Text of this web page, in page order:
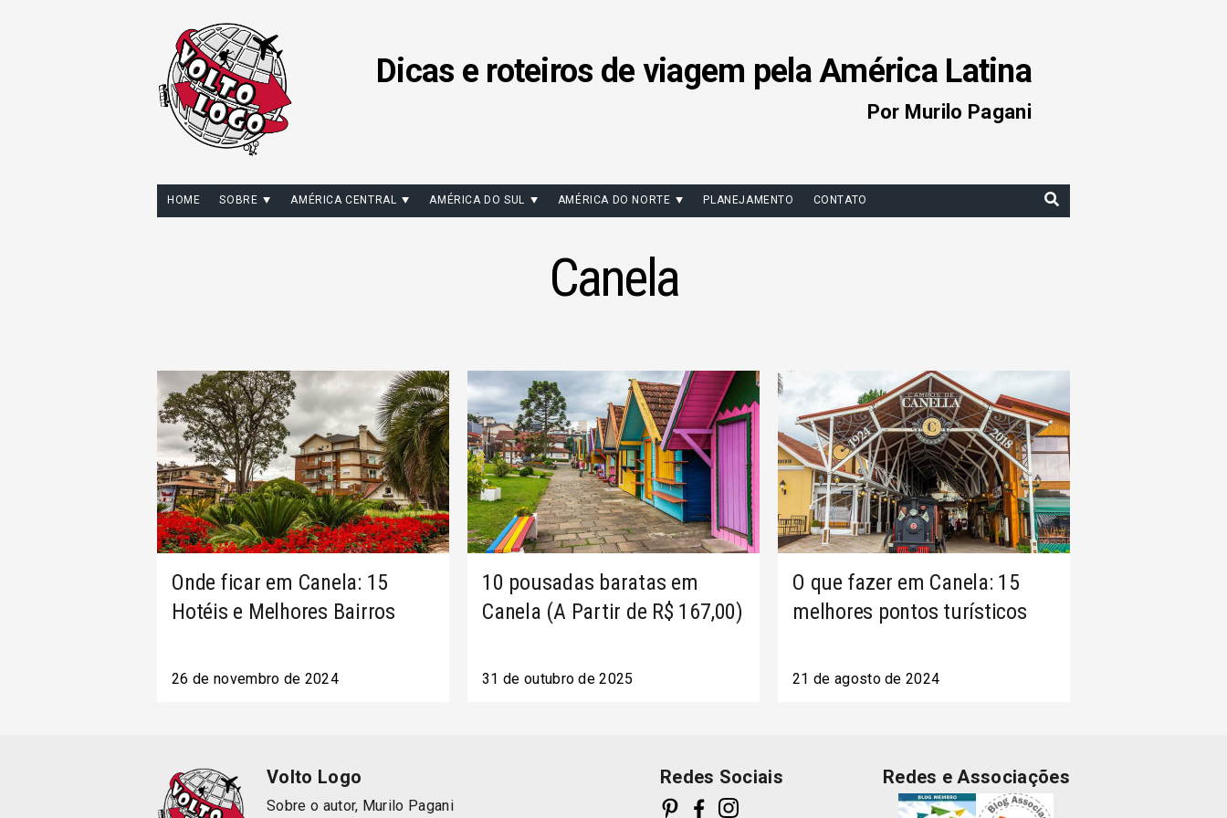
Dicas e roteiros de viagem pela América Latina
Por Murilo Pagani
HOME SOBRE AMÉRICA CENTRAL AMÉRICA DO SUL AMÉRICA DO NORTE PLANEJAMENTO CONTATO
Canela
Onde ficar em Canela: 15
Hotéis e Melhores Bairros
26 de novembro de 2024
10 pousadas baratas em
Canela (A Partir de R$ 167,00)
31 de outubro de 2025
O que fazer em Canela: 15
melhores pontos turísticos
21 de agosto de 2024
Volto Logo
Sobre o autor, Murilo Pagani
Redes Sociais Redes e Associações